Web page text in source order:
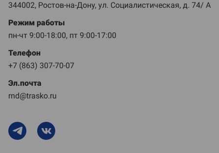
344002, Ростов-на-Дону, ул. Социалистическая, д. 74/ А
Режим работы
пн-чт 9:00-18:00, пт 9:00-17:00
Телефон
+7 (863) 307-70-07
Эл.почта
rnd@trasko.ru